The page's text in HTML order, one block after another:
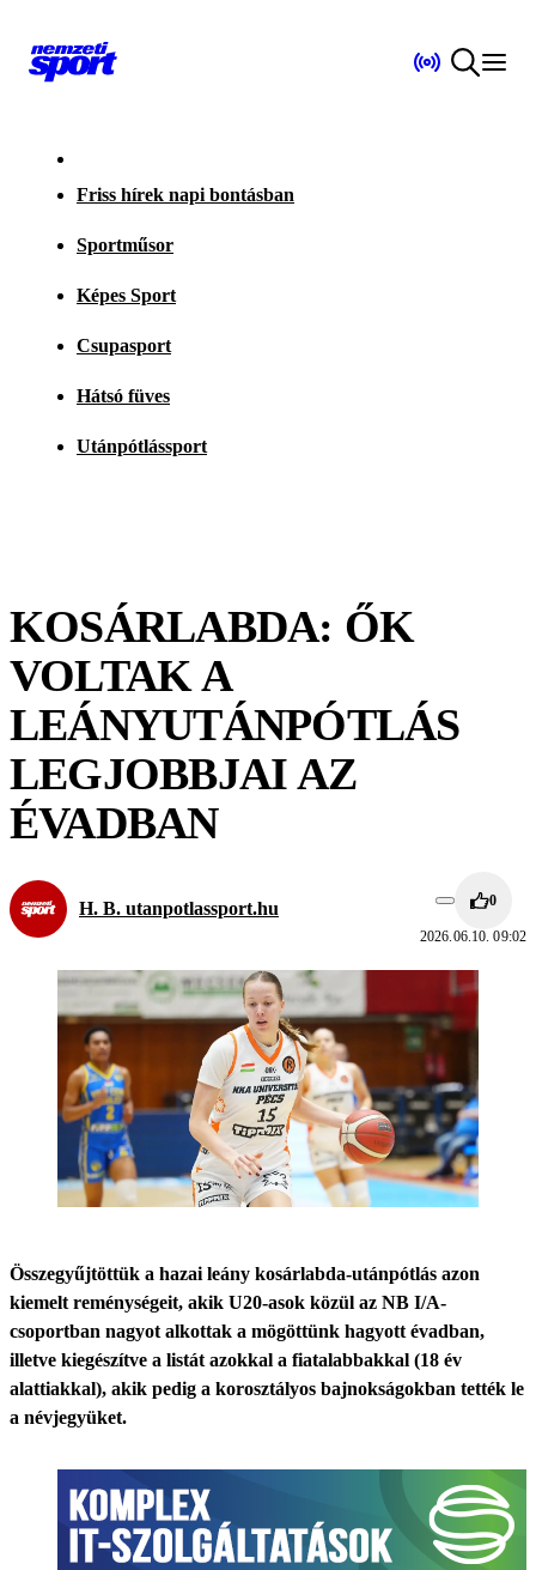
Friss hírek napi bontásban
Sportműsor
Képes Sport
Csupasport
Hátsó füves
Utánpótlássport
KOSÁRLABDA: ŐK
VOLTAK A
LEÁNYUTÁNPÓTLÁS
LEGJOBBJAI AZ
ÉVADBAN
H. B. utanpotlassport.hu 0
2026.06.10. 09:02
Összegyűjtöttük a hazai leány kosárlabda-utánpótlás azon
kiemelt reménységeit, akik U20-asok közül az NB I/A-
csoportban nagyot alkottak a mögöttünk hagyott évadban,
illetve kiegészítve a listát azokkal a fiatalabbakkal (18 év
alattiakkal), akik pedig a korosztályos bajnokságokban tették le
a névjegyüket.